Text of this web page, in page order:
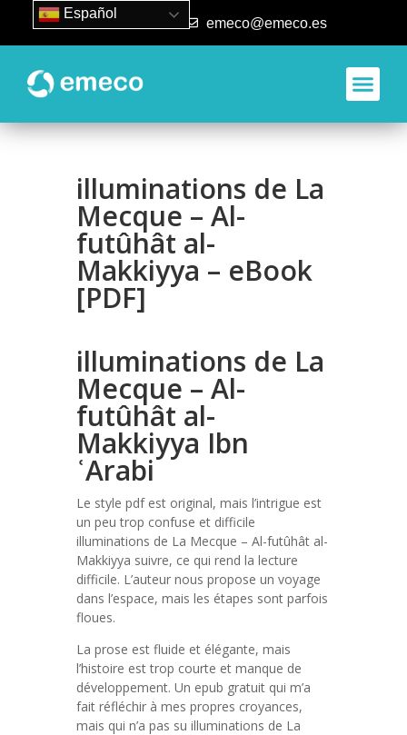
93 840 50 80 emeco@emeco.es
illuminations de La
Mecque – Al-
futûhât al-
Makkiyya – eBook
[PDF]
illuminations de La
Mecque – Al-
futûhât al-
Makkiyya Ibn
ʿArabi
Le style pdf est original, mais l’intrigue est
un peu trop confuse et difficile
illuminations de La Mecque – Al-futûhât al-
Makkiyya suivre, ce qui rend la lecture
difficile. L’auteur nous propose un voyage
dans l’espace, mais les étapes sont parfois
floues.
La prose est fluide et élégante, mais
l’histoire est trop courte et manque de
développement. Un epub gratuit qui m’a
fait réfléchir à mes propres croyances,
mais qui n’a pas su illuminations de La
Español